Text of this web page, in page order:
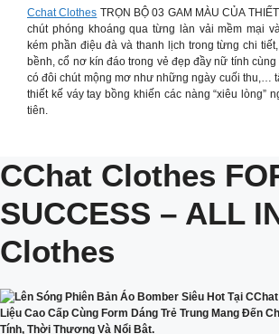
Cchat Clothes TRỌN BỘ 03 GAM MÀU CỦA
chút phóng khoáng qua từng làn vải mềm mại
kém phần điệu đà và thanh lịch trong từng chi
bềnh, cổ nơ kín đáo trong vẻ đẹp đầy nữ tính
có đôi chút mộng mơ như những ngày cuối thu,…
thiết kế váy tay bồng khiến các nàng “xiêu lòng”
tiên.
CChat Clothes
SUCCESS – ALL
Clothes